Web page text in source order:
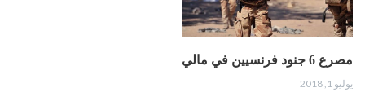
مصرع 6 جنود فرنسيين في مالي
يوليو 1, 2018